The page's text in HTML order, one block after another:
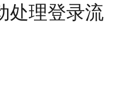
处理登录流